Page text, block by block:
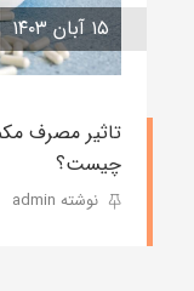
۱۵ آبان ۱۴۰۳
تاثیر مصرف
چیست؟
نوشته admin